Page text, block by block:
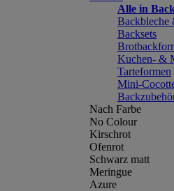
Alle in
Backbleche
Backsets
Kuchen- &
Tarteformen
Mini-
Nach Farbe
No Colour
Kirschrot
Ofenrot
Schwarz matt
Meringue
Azure